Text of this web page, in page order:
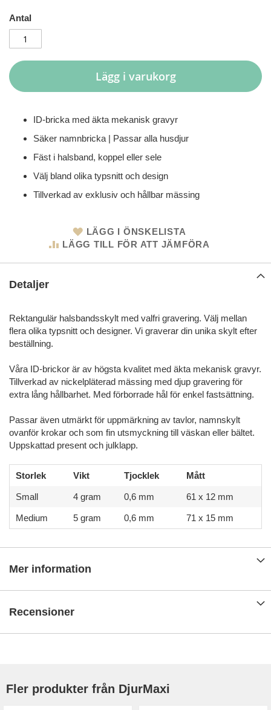
Antal
Lägg i varukorg
ID-bricka med äkta mekanisk gravyr
Säker namnbricka | Passar alla husdjur
Fäst i halsband, koppel eller sele
Välj bland olika typsnitt och design
Tillverkad av exklusiv och hållbar mässing
LÄGG I ÖNSKELISTA
LÄGG TILL FÖR ATT JÄMFÖRA
Detaljer
Rektangulär halsbandsskylt med valfri gravering. Välj mellan
flera olika typsnitt och designer. Vi graverar din unika skylt efter
beställning.
Våra ID-brickor är av högsta kvalitet med äkta mekanisk gravyr.
Tillverkad av nickelpläterad mässing med djup gravering för
extra lång hållbarhet. Med förborrade hål för enkel fastsättning.
Passar även utmärkt för uppmärkning av tavlor, namnskylt
ovanför krokar och som fin utsmyckning till väskan eller bältet.
Uppskattad present och julklapp.
Storlek Vikt Tjocklek Mått
Small 4 gram 0,6 mm 61 x 12 mm
Medium 5 gram 0,6 mm 71 x 15 mm
Mer information
Recensioner
Fler produkter från DjurMaxi